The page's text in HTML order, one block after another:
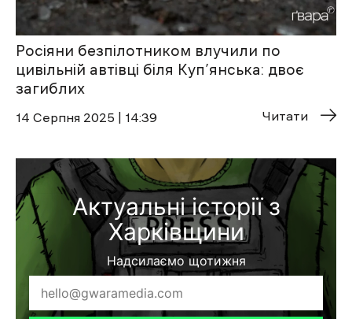
Росіяни безпілотником влучили по
цивільній автівці біля Куп’янська: двоє
загиблих
14 Cерпня 2025 | 14:39 Читати
Актуальні історії з
Харківщини
Надсилаємо щотижня